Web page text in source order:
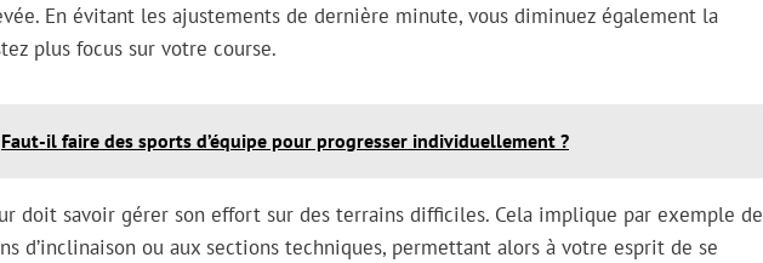
En évitant les ajustements de dernière minute, vous diminuez également la
plus focus sur votre course.
Faut-il faire des sports d’équipe pour progresser individuellement ?
doit savoir gérer son effort sur des terrains difficiles. Cela implique par exemple de
d’inclinaison ou aux sections techniques, permettant alors à votre esprit de se